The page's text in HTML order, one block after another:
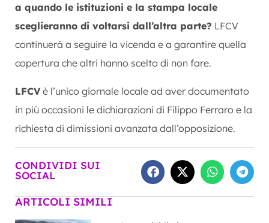
a quando le istituzioni e la stampa locale
sceglieranno di voltarsi dall’altra parte? LFCV
continuerà a seguire la vicenda e a garantire quella
copertura che altri hanno scelto di non fare.
LFCV è l’unico giornale locale ad aver documentato
in più occasioni le dichiarazioni di Filippo Ferraro e la
richiesta di dimissioni avanzata dall’opposizione.
CONDIVIDI SUI
SOCIAL
ARTICOLI SIMILI